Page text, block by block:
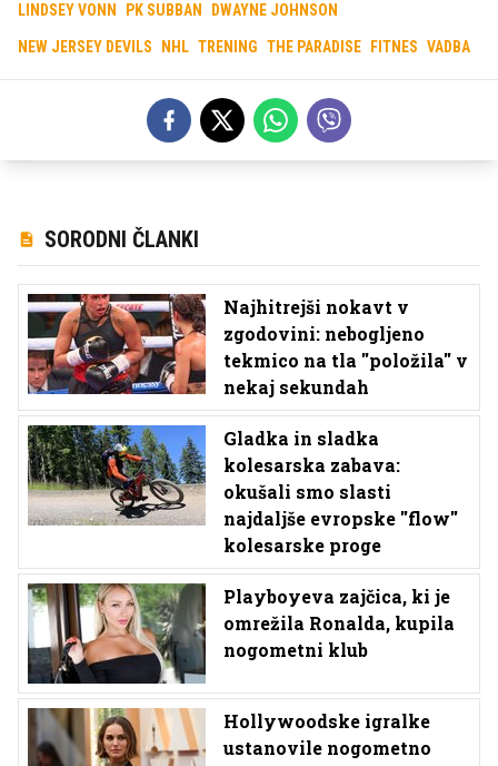
LINDSEY VONN PK SUBBAN DWAYNE JOHNSON
NEW JERSEY DEVILS NHL TRENING THE PARADISE FITNES VADBA
SORODNI ČLANKI
Najhitrejši nokavt v
zgodovini: nebogljeno
tekmico na tla ''položila'' v
nekaj sekundah
Gladka in sladka
kolesarska zabava:
okušali smo slasti
najdaljše evropske ''flow''
kolesarske proge
Playboyeva zajčica, ki je
omrežila Ronalda, kupila
nogometni klub
Hollywoodske igralke
ustanovile nogometno